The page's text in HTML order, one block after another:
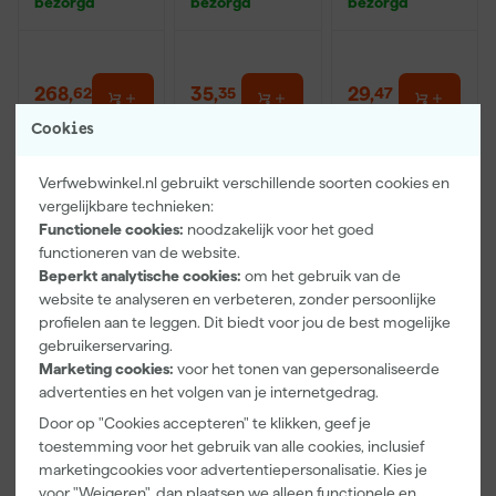
Cookies
Verfwebwinkel.nl gebruikt verschillende soorten cookies en
vergelijkbare technieken:
Functionele cookies: noodzakelijk voor het goed
functioneren van de website.
Beperkt analytische cookies: om het gebruik van de
website te analyseren en verbeteren, zonder persoonlijke
profielen aan te leggen. Dit biedt voor jou de best mogelijke
gebruikerservaring.
Marketing cookies: voor het tonen van gepersonaliseerde
advertenties en het volgen van je internetgedrag.
Door op "Cookies accepteren" te klikken, geef je
toestemming voor het gebruik van alle cookies, inclusief
marketingcookies voor advertentiepersonalisatie. Kies je
voor "Weigeren", dan plaatsen we alleen functionele en
bluetooth -
268,62
CTL MIDI (5
35,35 29,47
Festool STF
DELTA/9 P80
GR/10
Schuurpapier
- Granat (10st)
Morgen
bezorgd
Festool STF
DELTA/9 P120
GR/10
Schuurpapier
- Granat (10st)
Morgen
bezorgd
Festool STF
DELTA/9 P180
GR/10
Schuurpapier
- Granat (10st)
Morgen
bezorgd